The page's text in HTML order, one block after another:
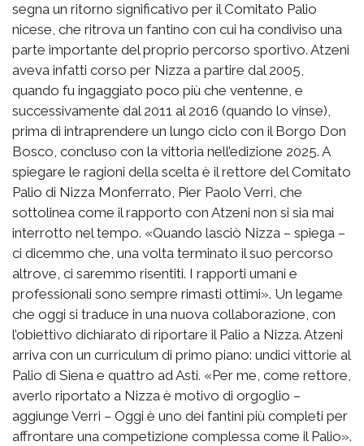
segna un ritorno significativo per il Comitato Palio
nicese, che ritrova un fantino con cui ha condiviso una
parte importante del proprio percorso sportivo. Atzeni
aveva infatti corso per Nizza a partire dal 2005,
quando fu ingaggiato poco più che ventenne, e
successivamente dal 2011 al 2016 (quando lo vinse),
prima di intraprendere un lungo ciclo con il Borgo Don
Bosco, concluso con la vittoria nell’edizione 2025. A
spiegare le ragioni della scelta è il rettore del Comitato
Palio di Nizza Monferrato, Pier Paolo Verri, che
sottolinea come il rapporto con Atzeni non si sia mai
interrotto nel tempo. «Quando lasciò Nizza – spiega –
ci dicemmo che, una volta terminato il suo percorso
altrove, ci saremmo risentiti. I rapporti umani e
professionali sono sempre rimasti ottimi». Un legame
che oggi si traduce in una nuova collaborazione, con
l’obiettivo dichiarato di riportare il Palio a Nizza. Atzeni
arriva con un curriculum di primo piano: undici vittorie al
Palio di Siena e quattro ad Asti. «Per me, come rettore,
averlo riportato a Nizza è motivo di orgoglio –
aggiunge Verri – Oggi è uno dei fantini più completi per
affrontare una competizione complessa come il Palio».